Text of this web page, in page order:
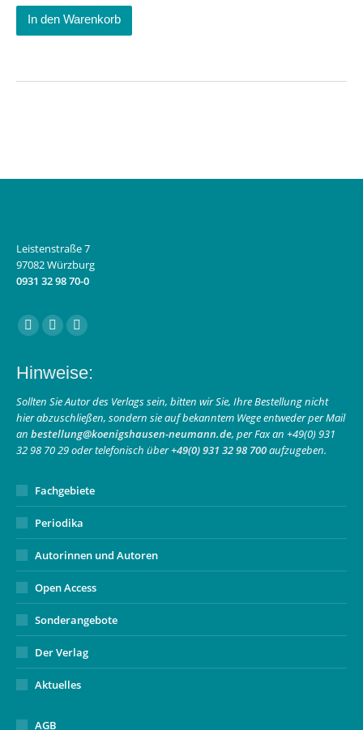
In den Warenkorb
Leistenstraße 7
97082 Würzburg
0931 32 98 70-0
Finden Sie uns auf:
Facebook
opens
in
new
window
Instagram
opens
in
new
window
E-
page
opens
in
new
window
Hinweise:
Sollten Sie Autor des Verlags sein, bitten wir Sie, Ihre Bestellung nicht
hier abzuschließen, sondern sie auf bekanntem Wege entweder per Mail
an bestellung@koenigshausen-neumann.de, per Fax an +49(0) 931
32 98 70 29 oder telefonisch über+49(0) 931 32 98 700aufzugeben.
Fachgebiete
Periodika
Autorinnen und Autoren
Open Access
Sonderangebote
Der Verlag
Aktuelles
AGB